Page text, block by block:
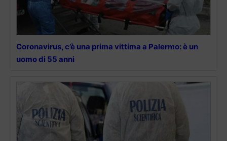
Coronavirus, c’è una prima vittima a Palermo: è un
uomo di 55 anni